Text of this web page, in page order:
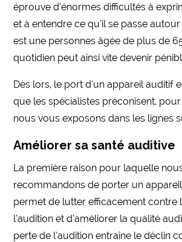
éprouve d’énormes difficultés à
et à entendre ce qu’il se passe autour
est une personnes âgée de plus de
quotidien peut ainsi vite devenir
Dès lors, le port d’un appareil auditif
que les spécialistes préconisent,
nous vous exposons dans les lignes
Améliorer sa santé auditive
La première raison pour laquelle
recommandons de porter un appareil
permet de lutter efficacement contre
l’audition et d’améliorer la qualité
perte de l’audition entraîne le déclin